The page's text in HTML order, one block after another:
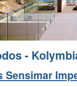
-
Sensimar